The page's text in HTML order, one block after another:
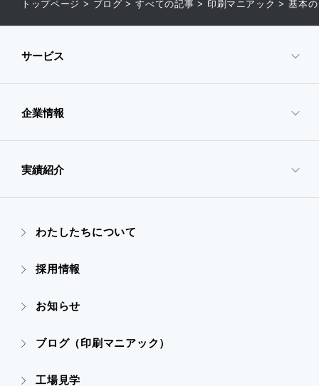
トップページ > ブログ >すべての記事 > 印刷マニアック >基本
サービス
- サービスTOP
- 映像・動画制作
- デザイン
- 販促グッズ
企業情報
- 企業情報TOP
- ごあいさつ
- 会社概要
実績紹介
- 実績紹介TOP
- ぎぞらーず
わたしたちについて
採用情報
お知らせ
ブログ（印刷マニアック）
工場見学